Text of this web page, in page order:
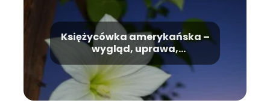
Księżycówka amerykańska –
wygląd, uprawa,
pielęgnacja